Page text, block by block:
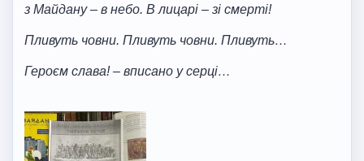
з Майдану – в небо. В лицарі – зі смерті!
Пливуть човни. Пливуть човни. Пливуть…
Героєм слава! – вписано у серці…